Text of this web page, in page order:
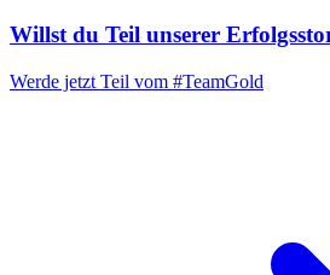
Willst du Teil unserer
Werde jetzt Teil vom #TeamGold